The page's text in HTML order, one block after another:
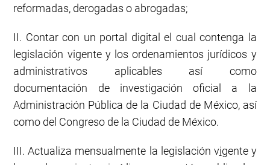
reformadas, derogadas o abrogadas;
II. Contar con un portal digital el cual contenga la
legislación vigente y los ordenamientos jurídicos y
administrativos aplicables así como
documentación de investigación oficial a la
Administración Pública de la Ciudad de México, así
como del Congreso de la Ciudad de México.
III. Actualiza mensualmente la legislación vigente y